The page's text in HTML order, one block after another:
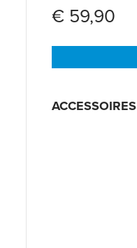
€ 59,90
ACCESSOIRES